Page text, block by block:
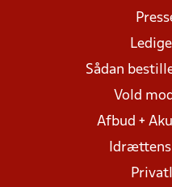
Sådan
Vold
Afbud +